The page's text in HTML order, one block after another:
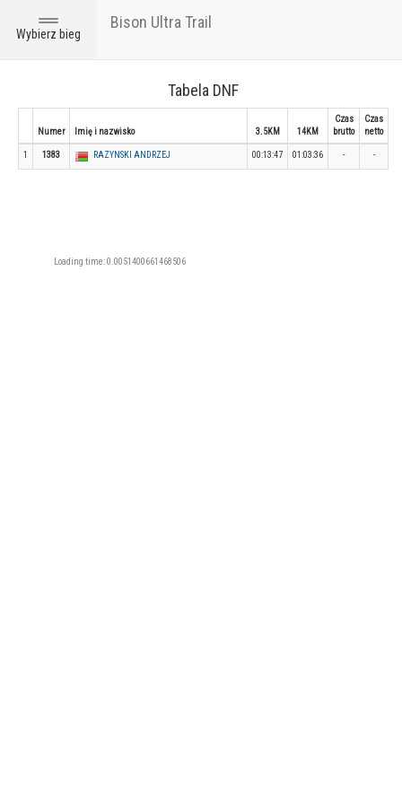
Toggle
navigation
Wybierz bieg
Bison Ultra Trail
Tabela DNF
Numer Imię i nazwisko 3.5KM 14KM
Czas
brutto
Czas
netto
1 1383 RAZYNSKI ANDRZEJ 00:13:47 01:03:36 - -
Loading time: 0.0051400661468506